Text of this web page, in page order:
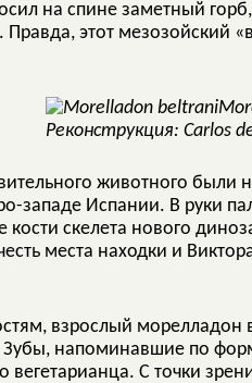
на спине заметный
этот мезозойский
Реконструкция: Carlos
животного были
западе Испании. В руки
скелета нового
места находки и
взрослый морелладон
Зубы, напоминавшие по
С точки